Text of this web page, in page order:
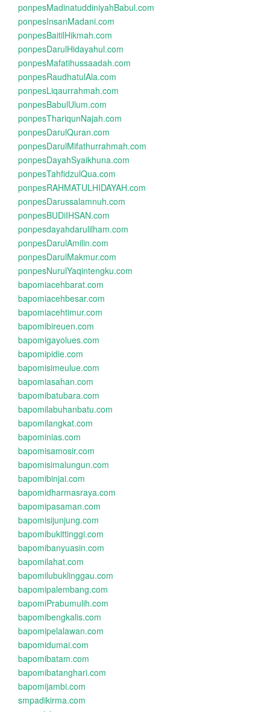
ponpesMadinatuddiniyahBabul.com
ponpesInsanMadani.com
ponpesBaitilHikmah.com
ponpesDarulHidayahul.com
ponpesMafatihussaadah.com
ponpesRaudhatulAla.com
ponpesLiqaurrahmah.com
ponpesBabulUlum.com
ponpesThariqunNajah.com
ponpesDarulQuran.com
ponpesDarulMifathurrahmah.com
ponpesDayahSyaikhuna.com
ponpesTahfidzulQua.com
ponpesRAHMATULHIDAYAH.com
ponpesDarussalamnuh.com
ponpesBUDiIHSAN.com
ponpesdayahdarulilham.com
ponpesDarulAmilin.com
ponpesDarulMakmur.com
ponpesNurulYaqintengku.com
bapomiacehbarat.com
bapomiacehbesar.com
bapomiacehtimur.com
bapomibireuen.com
bapomigayolues.com
bapomipidie.com
bapomisimeulue.com
bapomiasahan.com
bapomibatubara.com
bapomilabuhanbatu.com
bapomilangkat.com
bapominias.com
bapomisamosir.com
bapomisimalungun.com
bapomibinjai.com
bapomidharmasraya.com
bapomipasaman.com
bapomisijunjung.com
bapomibukittinggi.com
bapomibanyuasin.com
bapomilahat.com
bapomilubuklinggau.com
bapomipalembang.com
bapomiPrabumulih.com
bapomibengkalis.com
bapomipelalawan.com
bapomidumai.com
bapomibatam.com
bapomibatanghari.com
bapomijambi.com
smpadikirma.com